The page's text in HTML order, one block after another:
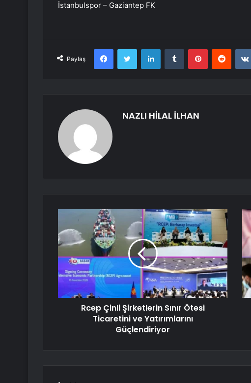
İstanbulspor – Gaziantep FK
Paylaş
FacebookTwitter LinkedInTumblr PinterestReddit
NAZLI HİLAL İLHAN
Rcep Çinli Şirketlerin Sınır Ötesi
Ticaretini ve Yatırımlarını
Güçlendiriyor